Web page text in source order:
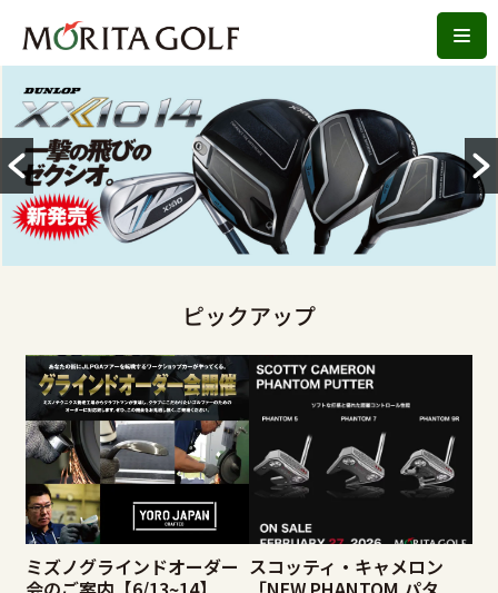
コ
ン
テ
ン
ツ
へ
ス
キ
ピックアップ
ミズノグラインドオーダー スコッティ・キャメロン